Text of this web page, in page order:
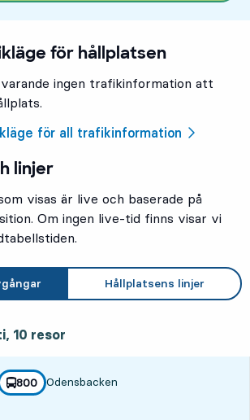
för hållplatsen
ingen trafikinformation att
för all trafikinformation
linjer
visas är live och baserade på
Om ingen live-tid finns visar vi
Hållplatsens linjer
10 resor
linje
800 Odensbacken